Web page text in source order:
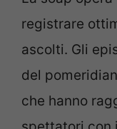
registrare
ascolti. Gli
del
che hanno